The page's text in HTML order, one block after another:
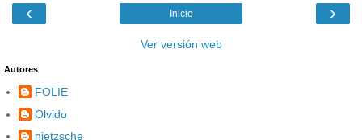
‹ ›
Inicio
Ver versión web
Autores
FOLIE
Olvido
nietzsche